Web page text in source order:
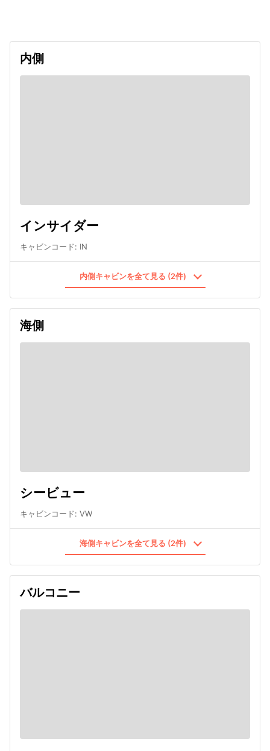
内側
インサイダー
キャビンコード: IN
内側キャビンを全て見る (2件)
海側
シービュー
キャビンコード: VW
海側キャビンを全て見る (2件)
バルコニー